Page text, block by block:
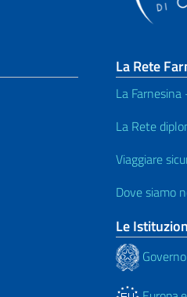
La Rete
La Farnesina
La Rete
Viaggiare
Dove siamo
Le